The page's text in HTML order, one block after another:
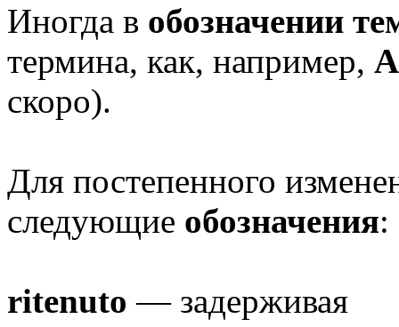
Иногда в обозначении
термина, как, например,
скоро).
Для постепенного
следующие обозначения:
ritenuto— задерживая